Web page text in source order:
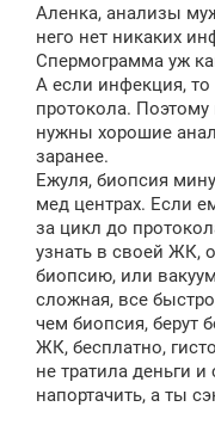
б
щ
н
и
Аленка, анализы
него нет никаких
Спермограмма уж
А если инфекция,
протокола.
нужны хорошие
заранее.
Ежуля, биопсия
мед центрах. Если
за цикл до
узнать в своей ЖК,
биопсию, или
сложная, все
чем биопсия, берут
ЖК, бесплатно,
не тратила деньги
напортачить, а ты